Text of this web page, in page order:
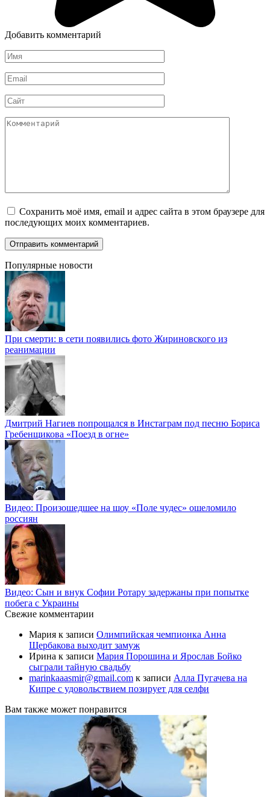
Добавить комментарий
Имя
*
Email
*
Сайт
Комментарий
Сохранить моё имя, email и адрес сайта в этом браузере для
последующих моих комментариев.
Популярные новости
При смерти: в сети появились фото Жириновского из
реанимации
Дмитрий Нагиев попрощался в Инстаграм под песню Бориса
Гребенщикова «Поезд в огне»
Видео: Произошедшее на шоу «Поле чудес» ошеломило
россиян
Видео: Сын и внук Софии Ротару задержаны при попытке
побега с Украины
Свежие комментарии
Мария к записи Олимпийская чемпионка Анна
Щербакова выходит замуж
Ирина к записи Мария Порошина и Ярослав Бойко
сыграли тайную свадьбу
marinkaaasmir@gmail.com к записи Алла Пугачева на
Кипре с удовольствием позирует для селфи
Вам также может понравится